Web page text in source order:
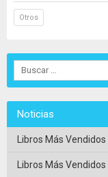
Otros
Noticias
Libros Más
Libros Más